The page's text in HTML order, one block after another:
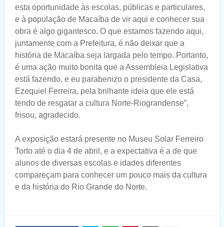
esta oportunidade às escolas, públicas e particulares,
e à população de Macaíba de vir aqui e conhecer sua
obra é algo gigantesco. O que estamos fazendo aqui,
juntamente com a Prefeitura, é não deixar que a
história de Macaíba seja largada pelo tempo. Portanto,
é uma ação muito bonita que a Assembleia Legislativa
está fazendo, e eu parabenizo o presidente da Casa,
Ezequiel Ferreira, pela brilhante ideia que ele está
tendo de resgatar a cultura Norte-Riograndense”,
frisou, agradecido.
A exposição estará presente no Museu Solar Ferreiro
Torto até o dia 4 de abril, e a expectativa é a de que
alunos de diversas escolas e idades diferentes
compareçam para conhecer um pouco mais da cultura
e da história do Rio Grande do Norte.